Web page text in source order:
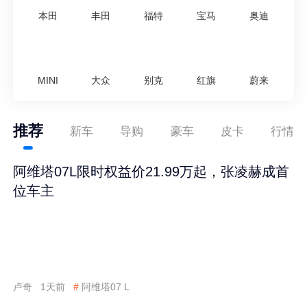
本田 丰田 福特 宝马 奥迪
MINI 大众 别克 红旗 蔚来
推荐 新车 导购 豪车 皮卡 行情
阿维塔07L限时权益价21.99万起，张凌赫成首
位车主
卢奇 1天前 # 阿维塔07 L